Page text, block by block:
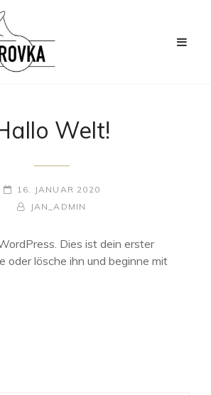
Welt!
POSTED-
ON
16. JANUAR 2020
BY
BYLINEJAN_ADMIN
Dies ist dein erster
oder lösche ihn und beginne mit